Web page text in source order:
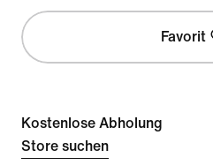
Favorit
Kostenlose Abholung
Store suchen